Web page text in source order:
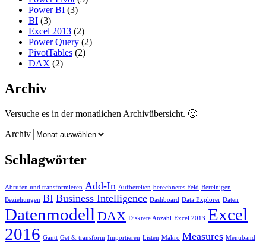
Power BI (3)
BI (3)
Excel 2013 (2)
Power Query (2)
PivotTables (2)
DAX (2)
Archiv
Versuche es in der monatlichen Archivübersicht. 🙂
Archiv
Schlagwörter
Abrufen und transformieren Add-In Aufbereiten berechnetes Feld Bereinigen
Beziehungen BI Business Intelligence Dashboard Data Explorer Daten
Datenmodell DAX Diskrete Anzahl Excel 2013 Excel
2016 Gantt Get & transform Importieren Listen Makro Measures Menüband